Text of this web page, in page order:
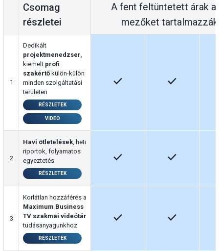
Csomag
részletei
A fent feltüntetett árak a
mezőket
1
Dedikált
projektmenedzser,
kiemelt profi
szakértő külön-külön
minden szolgáltatási
területen
RÉSZLETEK
VIDEO
done done
2
Havi ötletelések, heti
riportok, folyamatos
egyeztetés
RÉSZLETEK
done done
3
Korlátlan hozzáférés a
Maximum Business
TV szakmai videótár
tudásanyagunkhoz
RÉSZLETEK
done done